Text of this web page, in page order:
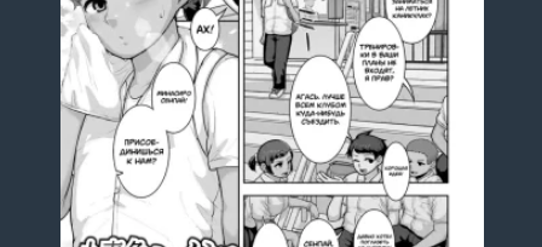
Сборники манги
Sign in
Register